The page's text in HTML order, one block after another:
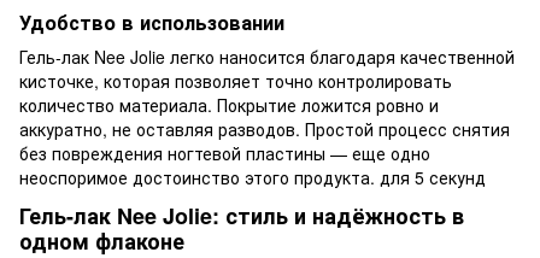
Удобство в использовании
Гель-лак Nee Jolie легко наносится благодаря качественной
кисточке, которая позволяет точно контролировать
количество материала. Покрытие ложится ровно и
аккуратно, не оставляя разводов. Простой процесс снятия
без повреждения ногтевой пластины — еще одно
неоспоримое достоинство этого продукта. для 5 секунд
Гель-лак Nee Jolie: стиль и надёжность в
одном флаконе